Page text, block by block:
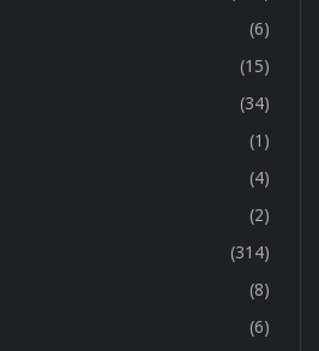
(6)
(15)
(34)
(1)
(4)
(2)
(314)
(8)
(6)